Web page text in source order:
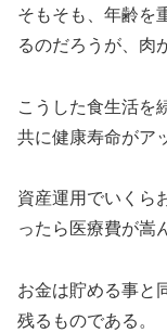
そもそも、年齢を
るのだろうが、肉
こうした食生活を
共に健康寿命がア
資産運用でいくら
ったら医療費が嵩
お金は貯める事と
残るものである。